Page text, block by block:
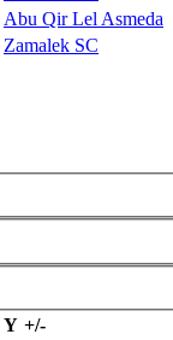
Abu Qir Lel Asmeda
Zamalek SC
Y +/-